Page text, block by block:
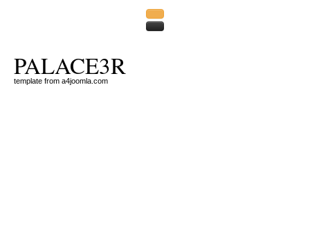
PALACE3R
template from a4joomla.com